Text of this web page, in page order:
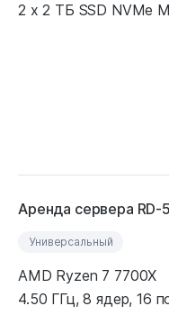
2 x 2 ТБ SSD NVMe
Аренда сервера RD-
Универсальный
AMD Ryzen 7 7700X
4.50 ГГц, 8 ядер, 16